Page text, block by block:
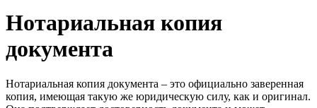
Нотариальная копия
документа
Нотариальная копия документа – это официально заверенная
копия, имеющая такую ​​же юридическую силу, как и оригинал.